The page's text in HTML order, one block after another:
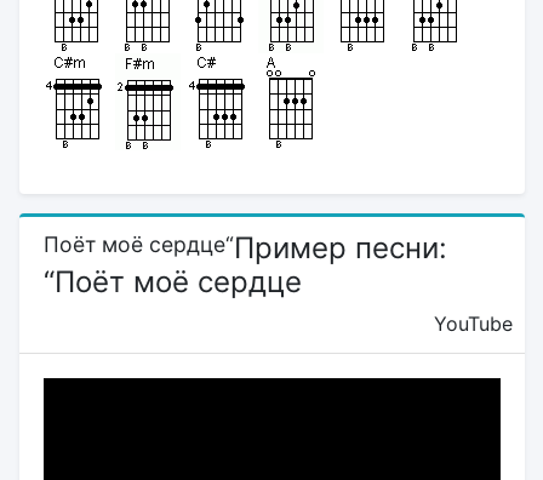
Поёт моё сердце“Пример песни:
“Поёт моё сердце
YouTube